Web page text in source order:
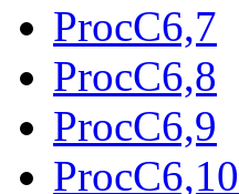
ProcC6,7
ProcC6,8
ProcC6,9
ProcC6,10